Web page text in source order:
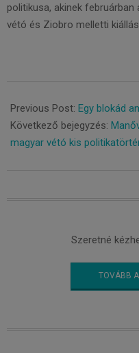
politikusa, akinek
vétó és Ziobro melletti
08-
03
Previous Post: Egy blokád
Következő bejegyzés:
magyar vétó kis
Szeretné
TOVÁBB